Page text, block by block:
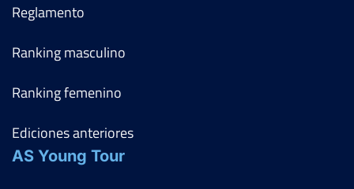
Reglamento
Ranking masculino
Ranking femenino
Ediciones anteriores
AS Young Tour